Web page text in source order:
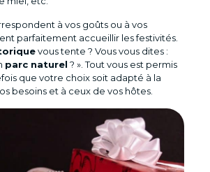
à vos goûts ou à vos
parfaitement accueillir les festivités.
vous tente ? Vous vous dites :
parc naturel ? ». Tout vous est permis
que votre choix soit adapté à la
besoins et à ceux de vos hôtes.